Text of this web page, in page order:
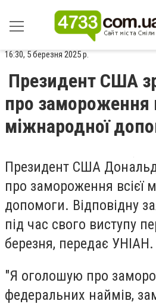
16:30, 5 березня 2025 р.
Президент США
про замороження
міжнародної
Президент США
про замороження всієї
допомоги. Відповідну
під час свого виступу
березня, передає УНІАН.
"Я оголошую про
федеральних наймів,